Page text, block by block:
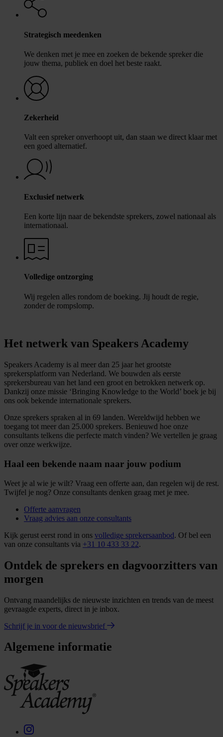
Strategisch meedenken
We denken met je mee en zoeken de bekende spreker die
jouw thema, publiek en doel het beste raakt.
Zekerheid
Valt een spreker onverhoopt uit, dan staan we direct klaar met
een goed alternatief.
Exclusief netwerk
Een korte lijn naar de bekendste sprekers, zowel nationaal als
internationaal.
Volledige ontzorging
Wij regelen alles rondom de boeking. Jij houdt de regie,
zonder de rompslomp.
Het netwerk van Speakers Academy
Speakers Academy is al meer dan 25 jaar het grootste
sprekersplatform van Nederland. We bouwden als eerste
sprekersbureau van het land een groot en betrokken netwerk op.
Dankzij onze missie ‘Bringing Knowledge to the World’ boek je bij
ons ook bekende internationale sprekers.
Onze sprekers spraken al in 69 landen. Wereldwijd hebben we
toegang tot meer dan 25.000 sprekers. Benieuwd hoe onze
consultants telkens die perfecte match vinden? We vertellen je graag
over onze werkwijze.
Haal een bekende naam naar jouw podium
Weet je al wie je wilt? Vraag een offerte aan, dan regelen wij de rest.
Twijfel je nog? Onze consultants denken graag met je mee.
Offerte aanvragen
Vraag advies aan onze consultants
Kijk gerust eerst rond in ons volledige sprekersaanbod. Of bel een
van onze consultants via +31 10 433 33 22.
Ontdek de sprekers en dagvoorzitters van
morgen
Ontvang maandelijks de nieuwste inzichten en trends van de meest
gevraagde experts, direct in je inbox.
Schrijf je in voor de nieuwsbrief
Algemene informatie